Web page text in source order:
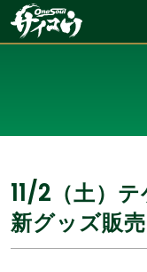
11/2（土）
新グッズ販